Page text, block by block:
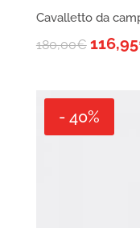
Cavalletto da
180,00€ 116,95
- 40%